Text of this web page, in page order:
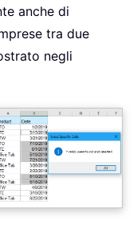
anche di
tra due
negli